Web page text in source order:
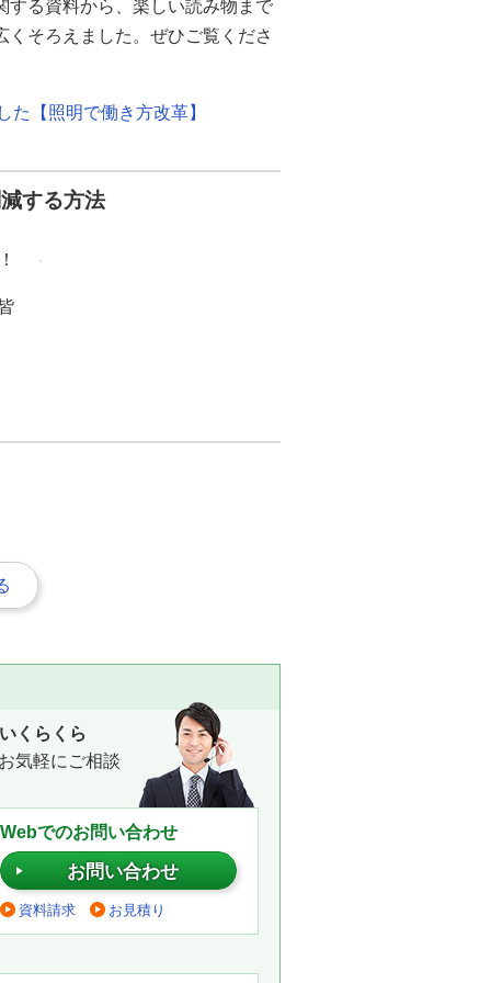
する資料から、楽しい読み物まで
そろえました。ぜひご覧くださ
た【照明で働き方改革】
する方法
くらくら
気軽にご相談
Webでのお問い合わせ
お問い合わせ
資料請求 お見積り